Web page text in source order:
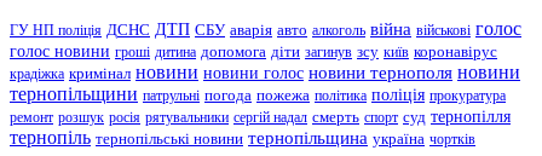
ГУ НП поліція ДСНС ДТП СБУ аварія авто алкоголь війна військові голос
голос новини гроші дитина допомога діти загинув зсу київ коронавірус
крадіжка кримінал новини новини голос новини тернополя новини
тернопільщини патрульні погода пожежа політика поліція прокуратура
ремонт розшук росія рятувальники сергій надал смерть спорт суд тернопілля
тернопіль тернопільські новини тернопільщина україна чортків